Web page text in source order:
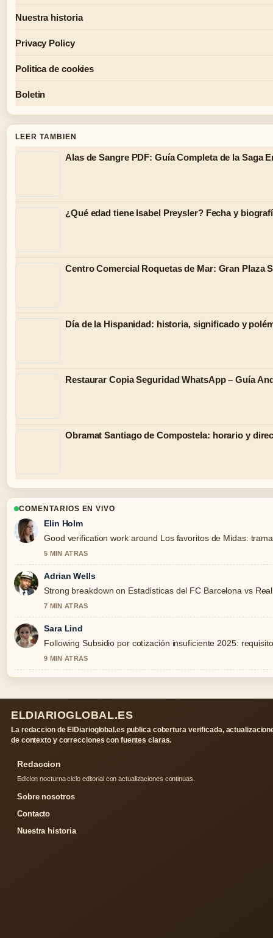
Nuestra historia
Privacy Policy
Politica de cookies
Boletin
LEER TAMBIEN
Alas de Sangre PDF: Guía Completa de la Saga
¿Qué edad tiene Isabel Preysler? Fecha y
Centro Comercial Roquetas de Mar: Gran Plaza
Día de la Hispanidad: historia, significado y
Restaurar Copia Seguridad WhatsApp – Guía
Obramat Santiago de Compostela: horario y
COMENTARIOS EN VIVO
Elin Holm
Good verification work around Los favoritos de Midas:
5 MIN ATRAS
Adrian Wells
Strong breakdown on Estadísticas del FC Barcelona vs
7 MIN ATRAS
Sara Lind
Following Subsidio por cotización insuficiente 2025:
9 MIN ATRAS
ELDIARIOGLOBAL.ES
La redaccion de ElDiarioglobal.es publica cobertura verificada,
de contexto y correcciones con fuentes claras.
Redaccion
Edicion nocturna ciclo editorial con actualizaciones continuas.
Sobre nosotros
Contacto
Nuestra historia